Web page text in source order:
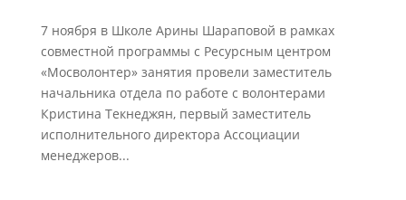
7 ноября в Школе Арины Шараповой в рамках
совместной программы с Ресурсным центром
«Мосволонтер» занятия провели заместитель
начальника отдела по работе с волонтерами
Кристина Текнеджян, первый заместитель
исполнительного директора Ассоциации
менеджеров...